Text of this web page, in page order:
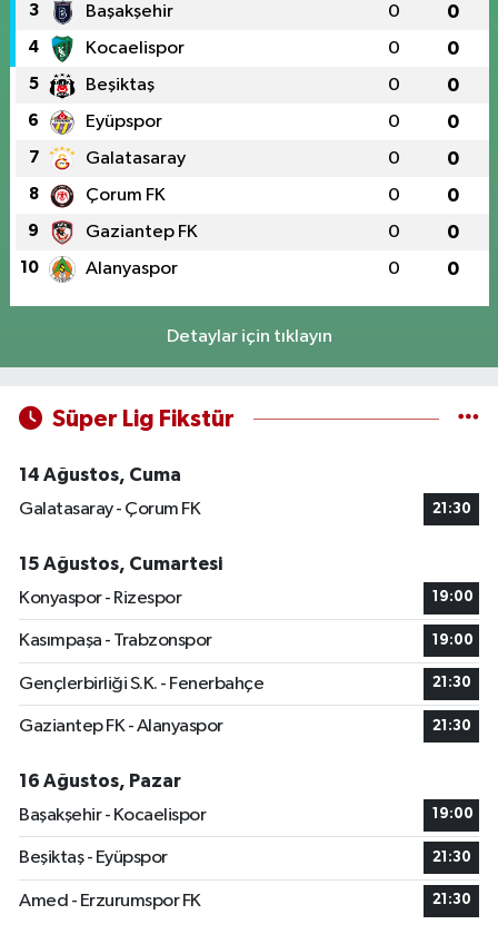
3 Başakşehir 0 0
4 Kocaelispor 0 0
5 Beşiktaş 0 0
6 Eyüpspor 0 0
7 Galatasaray 0 0
8 Çorum FK 0 0
9 Gaziantep FK 0 0
10 Alanyaspor 0 0
Detaylar için tıklayın
Süper Lig Fikstür
14 Ağustos, Cuma
Galatasaray - Çorum FK
21:30
15 Ağustos, Cumartesi
Konyaspor - Rizespor
19:00
Kasımpaşa - Trabzonspor 19:00
Gençlerbirliği S.K. - Fenerbahçe 21:30
Gaziantep FK - Alanyaspor 21:30
16 Ağustos, Pazar
Başakşehir - Kocaelispor
19:00
Beşiktaş - Eyüpspor 21:30
Amed - Erzurumspor FK 21:30